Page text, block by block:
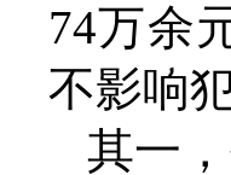
74万余
不影响
其一